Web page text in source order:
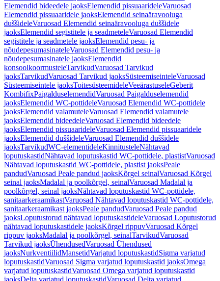
Elemendid bideedele jaoksElemendid pissuaarideleVaruosad
Elemendid pissuaaridele jaoksElemendid seinaäravooluga
duššideleVaruosad Elemendid seinaäravooluga duššidele
jaoksElemendid segistitele ja seadmeteleVaruosad Elemendid
segistitele ja seadmetele jaoksElemendid pesu- ja
nõudepesumasinateleVaruosad Elemendid pesu- ja
nõudepesumasinatele jaoksElemendid
konsoolkoormusteleTarvikudVaruosad Tarvikud
jaoksTarvikudVaruosad Tarvikud jaoksSüsteemiseinteleVaruosad
Süsteemiseintele jaoksToitesüsteemideleVeeärastuseleGeberit
KombifixPaigalduselemendidVaruosad Paigalduselemendid
jaoksElemendid WC-pottideleVaruosad Elemendid WC-pottidele
jaoksElemendid valamuteleVaruosad Elemendid valamutele
jaoksElemendid bideedeleVaruosad Elemendid bideedele
jaoksElemendid pissuaarideleVaruosad Elemendid pissuaaridele
jaoksElemendid duššideleVaruosad Elemendid duššidele
jaoksTarvikudWC-elementideleKinnitusteleNähtavad
loputuskastidNähtavad loputuskastid WC-pottidele, plastistVaruosad
Nähtavad loputuskastid WC-pottidele, plastist jaoksPeale
pandudVaruosad Peale pandud jaoksKõrgel seinalVaruosad Kõrgel
seinal jaoksMadalal ja poolkõrgel, seinalVaruosad Madalal ja
poolkõrgel, seinal jaoksNähtavad loputuskastid WC-pottidele,
sanitaarkeraamikastVaruosad Nähtavad loputuskastid WC-pottidele,
sanitaarkeraamikast jaoksPeale pandudVaruosad Peale pandud
jaoksLoputustorud nähtavad loputuskastideleVaruosad Loputustorud
nähtavad loputuskastidele jaoksKõrgel rippuvVaruosad Kõrgel
rippuv jaoksMadalal ja poolkõrgel, seinalTarvikudVaruosad
Tarvikud jaoksÜhendusedVaruosad Ühendused
jaoksNurkventiilidMansetidVarjatud loputuskastidSigma varjatud
loputuskastidVaruosad Sigma varjatud loputuskastid jaoksOmega
varjatud loputuskastidVaruosad Omega varjatud loputuskastid
jaoksDelta varjatud loputuskastidVaruosad Delta varjatud